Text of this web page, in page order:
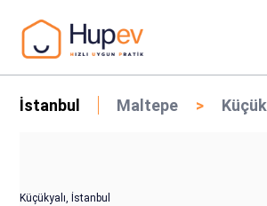
İstanbul Maltepe
Küçükyalı, İstanbul